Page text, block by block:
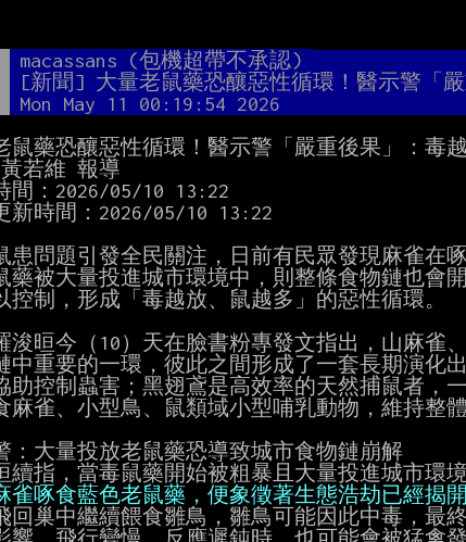
macassans (包機超帶不承認)
[新聞] 大量老鼠藥恐釀惡性循環！醫示警「
Mon May 11 00:19:54 2026
鼠藥恐釀惡性循環！醫示警「嚴重後果」：毒
若維 報導
間：2026/05/10 13:22
新時間：2026/05/10 13:22
患問題引發全民關注，日前有民眾發現麻雀在
藥被大量投進城市環境中，則整條食物鏈也會
控制，形成「毒越放、鼠越多」的惡性循環。
浚晅今（10）天在臉書粉專發文指出，山麻雀
中重要的一環，彼此之間形成了一套長期演化
助控制蟲害；黑翅鳶是高效率的天然捕鼠者，
麻雀、小型鳥、鼠類域小型哺乳動物，維持整體
：大量投放老鼠藥恐導致城市食物鏈崩解
續指，當毒鼠藥開始被粗暴且大量投進城市環
雀啄食藍色老鼠藥，便象徵著生態浩劫已經揭
回巢中繼續餵食雛鳥，雛鳥可能因此中毒，最